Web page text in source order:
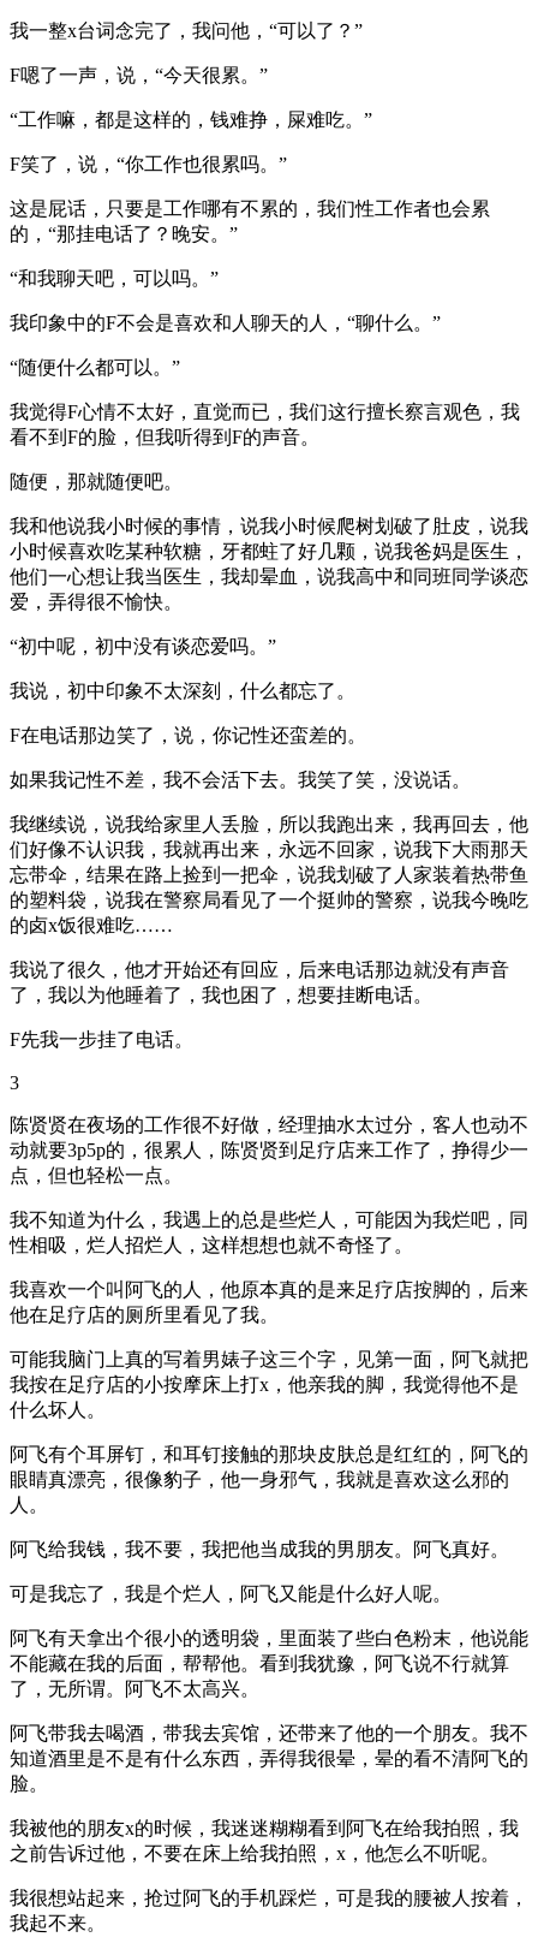
我一整x台词念完了，我问他，“可以了？”
F嗯了一声，说，“今天很累。”
“工作嘛，都是这样的，钱难挣，屎难吃。”
F笑了，说，“你工作也很累吗。”
这是屁话，只要是工作哪有不累的，我们性工作者也会累
的，“那挂电话了？晚安。”
“和我聊天吧，可以吗。”
我印象中的F不会是喜欢和人聊天的人，“聊什么。”
“随便什么都可以。”
我觉得F心情不太好，直觉而已，我们这行擅长察言观色，我
看不到F的脸，但我听得到F的声音。
随便，那就随便吧。
我和他说我小时候的事情，说我小时候爬树划破了肚皮，说我
小时候喜欢吃某种软糖，牙都蛀了好几颗，说我爸妈是医生，
他们一心想让我当医生，我却晕血，说我高中和同班同学谈恋
爱，弄得很不愉快。
“初中呢，初中没有谈恋爱吗。”
我说，初中印象不太深刻，什么都忘了。
F在电话那边笑了，说，你记性还蛮差的。
如果我记性不差，我不会活下去。我笑了笑，没说话。
我继续说，说我给家里人丢脸，所以我跑出来，我再回去，他
们好像不认识我，我就再出来，永远不回家，说我下大雨那天
忘带伞，结果在路上捡到一把伞，说我划破了人家装着热带鱼
的塑料袋，说我在警察局看见了一个挺帅的警察，说我今晚吃
的卤x饭很难吃……
我说了很久，他才开始还有回应，后来电话那边就没有声音
了，我以为他睡着了，我也困了，想要挂断电话。
F先我一步挂了电话。
3
陈贤贤在夜场的工作很不好做，经理抽水太过分，客人也动不
动就要3p5p的，很累人，陈贤贤到足疗店来工作了，挣得少一
点，但也轻松一点。
我不知道为什么，我遇上的总是些烂人，可能因为我烂吧，同
性相吸，烂人招烂人，这样想想也就不奇怪了。
我喜欢一个叫阿飞的人，他原本真的是来足疗店按脚的，后来
他在足疗店的厕所里看见了我。
可能我脑门上真的写着男婊子这三个字，见第一面，阿飞就把
我按在足疗店的小按摩床上打x，他亲我的脚，我觉得他不是
什么坏人。
阿飞有个耳屏钉，和耳钉接触的那块皮肤总是红红的，阿飞的
眼睛真漂亮，很像豹子，他一身邪气，我就是喜欢这么邪的
人。
阿飞给我钱，我不要，我把他当成我的男朋友。阿飞真好。
可是我忘了，我是个烂人，阿飞又能是什么好人呢。
阿飞有天拿出个很小的透明袋，里面装了些白色粉末，他说能
不能藏在我的后面，帮帮他。看到我犹豫，阿飞说不行就算
了，无所谓。阿飞不太高兴。
阿飞带我去喝酒，带我去宾馆，还带来了他的一个朋友。我不
知道酒里是不是有什么东西，弄得我很晕，晕的看不清阿飞的
脸。
我被他的朋友x的时候，我迷迷糊糊看到阿飞在给我拍照，我
之前告诉过他，不要在床上给我拍照，x，他怎么不听呢。
我很想站起来，抢过阿飞的手机踩烂，可是我的腰被人按着，
我起不来。